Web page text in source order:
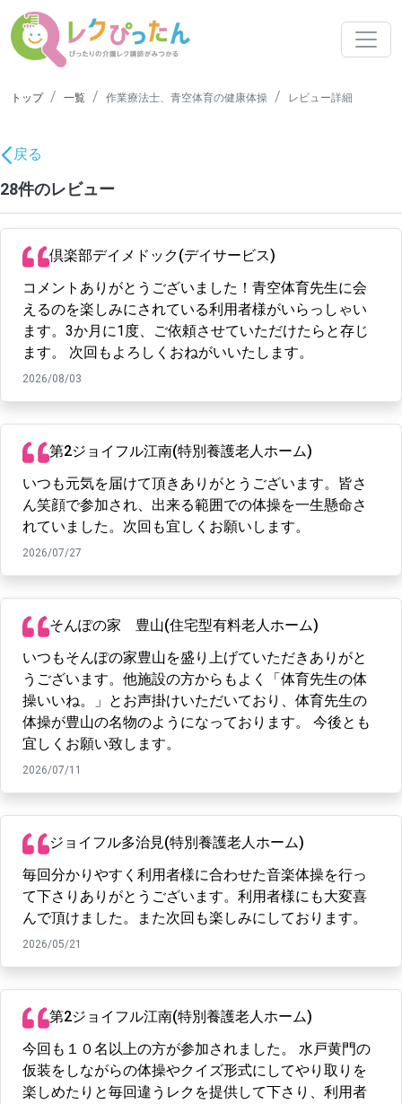
トップ 一覧 作業療法士、青空体育の健康体操 レビュー詳細
戻る
28件のレビュー
倶楽部デイメドック(デイサービス)
コメントありがとうございました！青空体育先生に会
えるのを楽しみにされている利用者様がいらっしゃい
ます。3か月に1度、ご依頼させていただけたらと存じ
ます。 次回もよろしくおねがいいたします。
2026/08/03
第2ジョイフル江南(特別養護老人ホーム)
いつも元気を届けて頂きありがとうございます。皆さ
ん笑顔で参加され、出来る範囲での体操を一生懸命さ
れていました。次回も宜しくお願いします。
2026/07/27
そんぽの家 豊山(住宅型有料老人ホーム)
いつもそんぽの家豊山を盛り上げていただきありがと
うございます。他施設の方からもよく「体育先生の体
操いいね。」とお声掛けいただいており、体育先生の
体操が豊山の名物のようになっております。 今後とも
宜しくお願い致します。
2026/07/11
ジョイフル多治見(特別養護老人ホーム)
毎回分かりやすく利用者様に合わせた音楽体操を行っ
て下さりありがとうございます。利用者様にも大変喜
んで頂けました。また次回も楽しみにしております。
2026/05/21
第2ジョイフル江南(特別養護老人ホーム)
今回も１０名以上の方が参加されました。 水戸黄門の
仮装をしながらの体操やクイズ形式にしてやり取りを
楽しめたりと毎回違うレクを提供して下さり、利用者